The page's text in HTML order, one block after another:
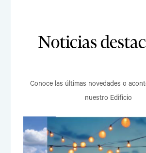
Noticias
Conoce las últimas novedades o
nuestro Edificio